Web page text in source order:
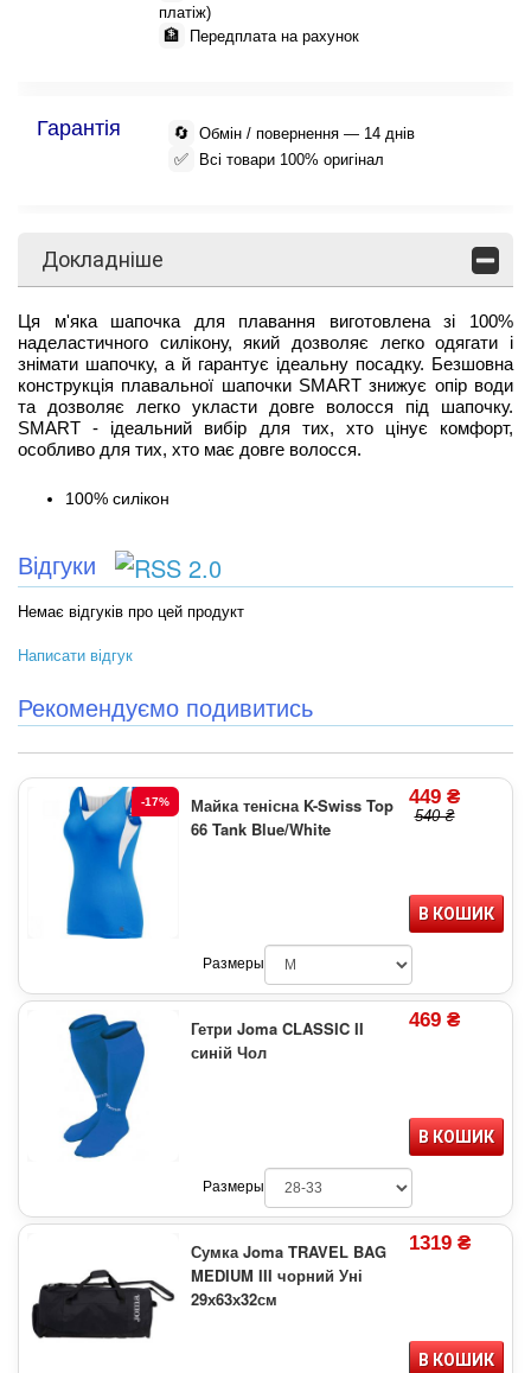
платіж)
🏦 Передплата на рахунок
Гарантія 🔄 Обмін / повернення — 14 днів
✅ Всі товари 100% оригінал
Докладніше
Ця м'яка шапочка для плавання виготовлена зі 100%
наделастичного силікону, який дозволяє легко одягати і
знімати шапочку, а й гарантує ідеальну посадку. Безшовна
конструкція плавальної шапочки SMART знижує опір води
та дозволяє легко укласти довге волосся під шапочку.
SMART - ідеальний вибір для тих, хто цінує комфорт,
особливо для тих, хто має довге волосся.
100% силікон
Відгуки
Немає відгуків про цей продукт
Написати відгук
Рекомендуємо подивитись
-17%
Майка тенісна K-Swiss Top
66 Tank Blue/White
449 ₴
540 ₴
В КОШИК
Размеры
Гетри Joma CLASSIC II
синій Чол
469 ₴
В КОШИК
Размеры
Сумка Joma TRAVEL BAG
MEDIUM III чорний Уні
29х63х32см
1319 ₴
В КОШИК